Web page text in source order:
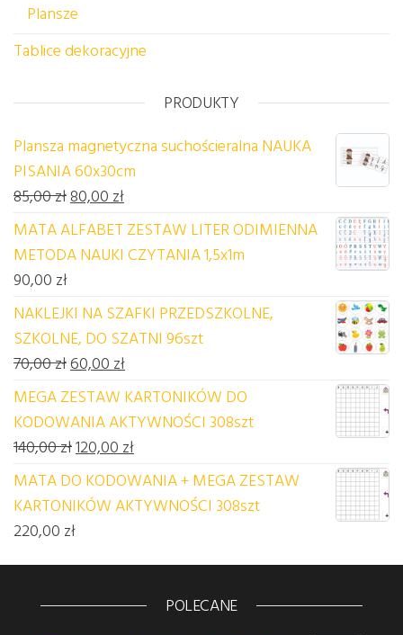
Plansze
Tablice dekoracyjne
PRODUKTY
Plansza magnetyczna suchościeralna NAUKA
PISANIA 60x30cm
85,00złPierwotna cena wynosiła: 85,00 zł.
80,00 złAktualna cena wynosi: 80,00 zł.
MATA ALFABET ZESTAW LITER ODIMIENNA
METODA NAUKI CZYTANIA 1,5x1m
90,00 zł
NAKLEJKI NA SZAFKI PRZEDSZKOLNE,
SZKOLNE, DO SZATNI 96szt
70,00złPierwotna cena wynosiła: 70,00 zł.
60,00 złAktualna cena wynosi: 60,00 zł.
MEGA ZESTAW KARTONIKÓW DO
KODOWANIA AKTYWNOŚCI 308szt
140,00złPierwotna cena wynosiła: 140,00 zł.
120,00 złAktualna cena wynosi: 120,00 zł.
MATA DO KODOWANIA + MEGA ZESTAW
KARTONIKÓW AKTYWNOŚCI 308szt
220,00 zł
POLECANE